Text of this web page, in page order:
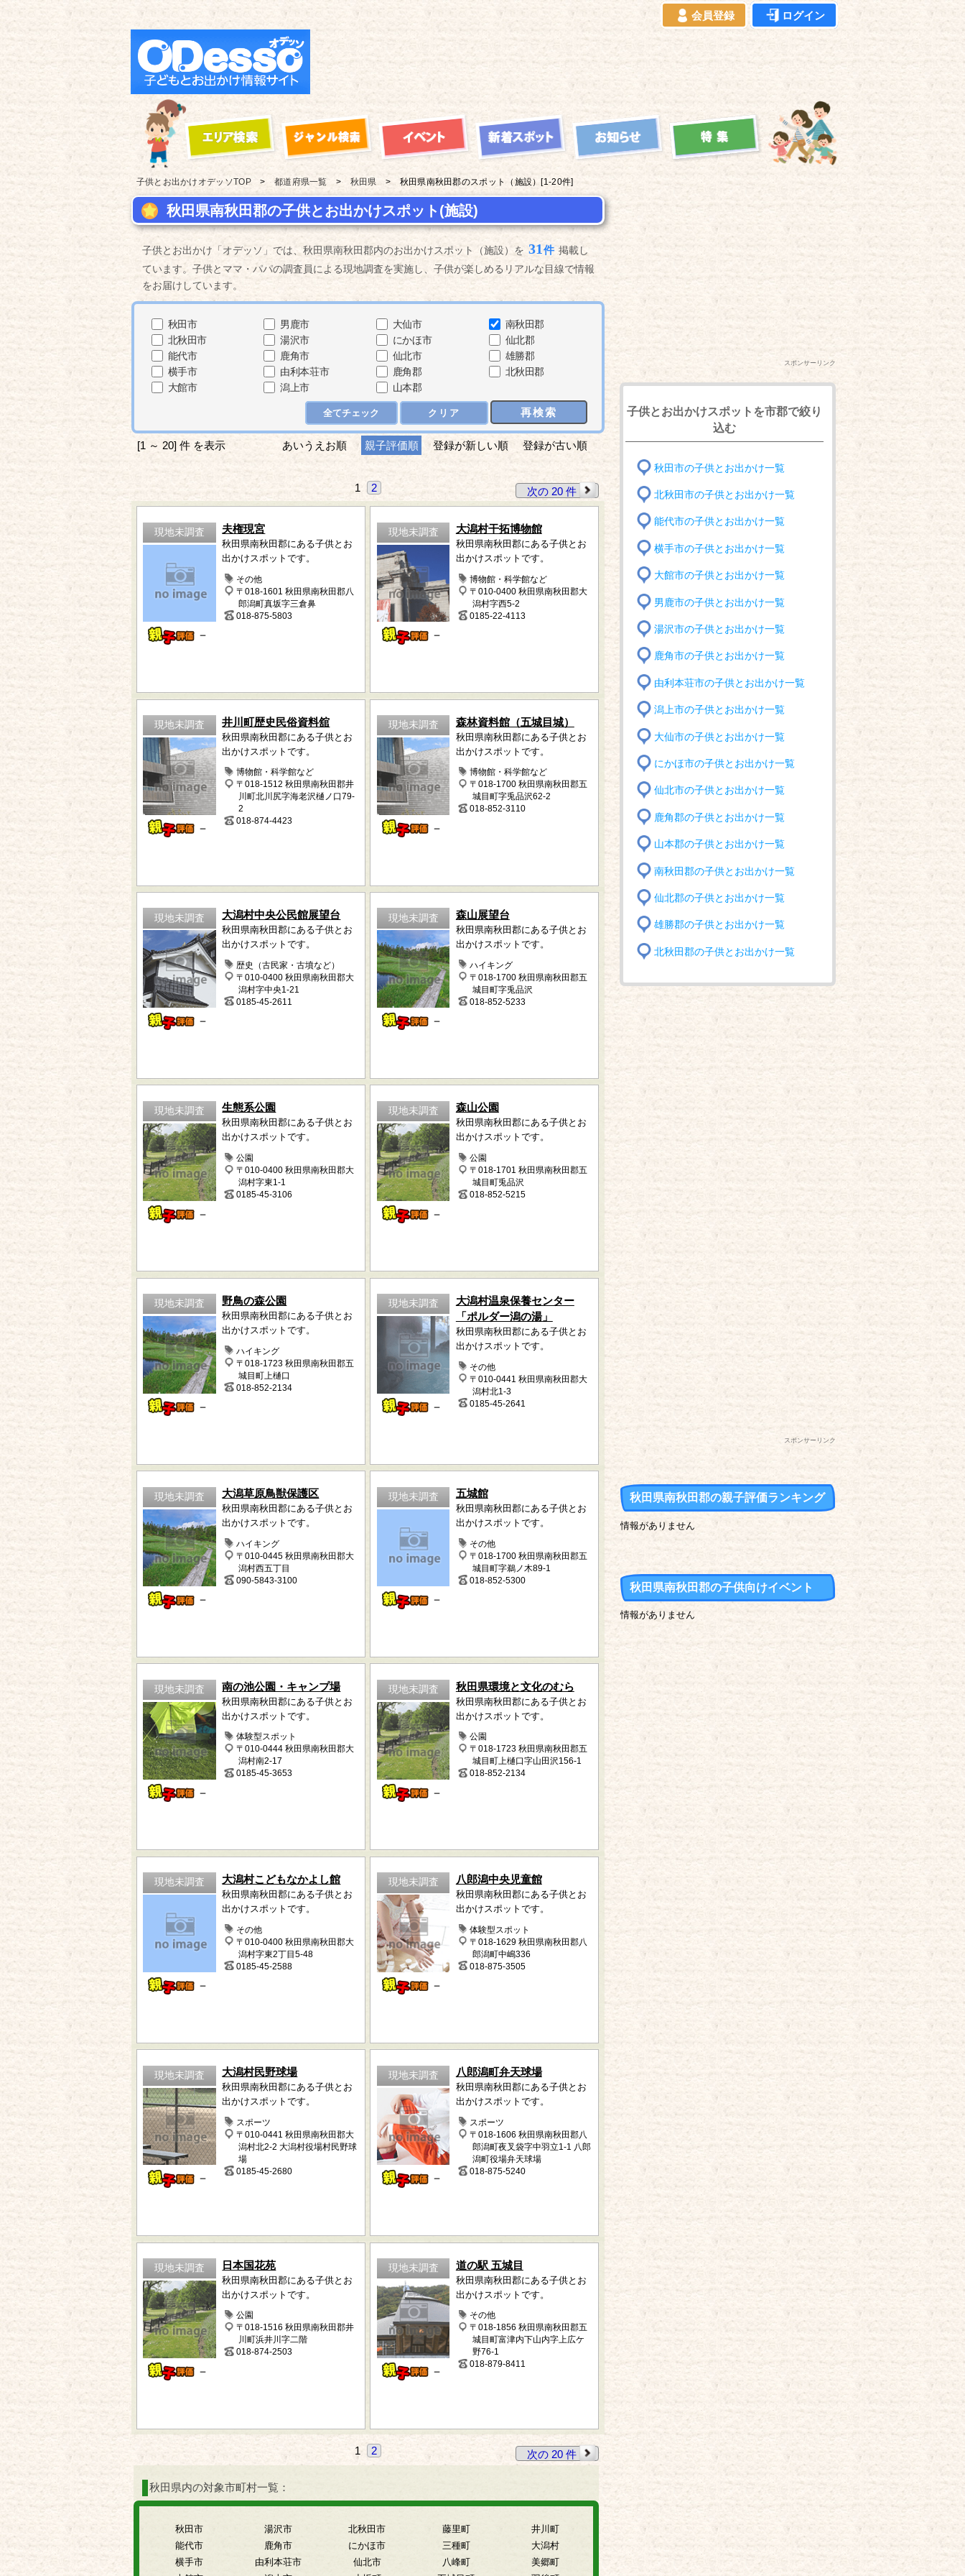
会員登録 ログイン
子供とお出かけ オデッソTOP 都道府県一覧 秋田県 秋田県南秋田郡のスポット（施設） [1-20件]
秋田県南秋田郡の子供とお出かけスポット(施設)
子供とお出かけ「オデッソ」では、秋田県南秋田郡内のお出かけスポット（施設）を 31 件 掲載し
ています。子供とママ・パパの調査員による現地調査を実施し、子供が楽しめるリアルな目線で情報
をお届けしています。
秋田市
北秋田市
能代市
横手市
大館市
男鹿市
湯沢市
鹿角市
由利本荘市
潟上市
大仙市
にかほ市
仙北市
鹿角郡
山本郡
南秋田郡
仙北郡
雄勝郡
北秋田郡
全てチェック クリア 再検索
[1 ～ 20] 件 を表示 あいうえお順 親子評価順 登録が新しい順 登録が古い順
1 2 次の 20 件
現地未調査
－
夫権現宮
秋田県南秋田郡にある子供とお
出かけスポットです。
その他
〒018-1601 秋田県南秋田郡八
郎潟町真坂字三倉鼻
018-875-5803
現地未調査
－
大潟村干拓博物館
秋田県南秋田郡にある子供とお
出かけスポットです。
博物館・科学館など
〒010-0400 秋田県南秋田郡大
潟村字西5-2
0185-22-4113
現地未調査
－
井川町歴史民俗資料舘
秋田県南秋田郡にある子供とお
出かけスポットです。
博物館・科学館など
〒018-1512 秋田県南秋田郡井
川町北川尻字海老沢樋ノ口79-
2
018-874-4423
現地未調査
－
森林資料館（五城目城）
秋田県南秋田郡にある子供とお
出かけスポットです。
博物館・科学館など
〒018-1700 秋田県南秋田郡五
城目町字兎品沢62-2
018-852-3110
現地未調査
－
大潟村中央公民館展望台
秋田県南秋田郡にある子供とお
出かけスポットです。
歴史（古民家・古墳など）
〒010-0400 秋田県南秋田郡大
潟村字中央1-21
0185-45-2611
現地未調査
－
森山展望台
秋田県南秋田郡にある子供とお
出かけスポットです。
ハイキング
〒018-1700 秋田県南秋田郡五
城目町字兎品沢
018-852-5233
現地未調査
－
生態系公園
秋田県南秋田郡にある子供とお
出かけスポットです。
公園
〒010-0400 秋田県南秋田郡大
潟村字東1-1
0185-45-3106
現地未調査
－
森山公園
秋田県南秋田郡にある子供とお
出かけスポットです。
公園
〒018-1701 秋田県南秋田郡五
城目町兎品沢
018-852-5215
現地未調査
－
野鳥の森公園
秋田県南秋田郡にある子供とお
出かけスポットです。
ハイキング
〒018-1723 秋田県南秋田郡五
城目町上樋口
018-852-2134
現地未調査
－
大潟村温泉保養センター
「ポルダー潟の湯」
秋田県南秋田郡にある子供とお
出かけスポットです。
その他
〒010-0441 秋田県南秋田郡大
潟村北1-3
0185-45-2641
現地未調査
－
大潟草原鳥獣保護区
秋田県南秋田郡にある子供とお
出かけスポットです。
ハイキング
〒010-0445 秋田県南秋田郡大
潟村西五丁目
090-5843-3100
現地未調査
－
五城館
秋田県南秋田郡にある子供とお
出かけスポットです。
その他
〒018-1700 秋田県南秋田郡五
城目町字鵜ノ木89-1
018-852-5300
現地未調査
－
南の池公園・キャンプ場
秋田県南秋田郡にある子供とお
出かけスポットです。
体験型スポット
〒010-0444 秋田県南秋田郡大
潟村南2-17
0185-45-3653
現地未調査
－
秋田県環境と文化のむら
秋田県南秋田郡にある子供とお
出かけスポットです。
公園
〒018-1723 秋田県南秋田郡五
城目町上樋口字山田沢156-1
018-852-2134
現地未調査
－
大潟村こどもなかよし館
秋田県南秋田郡にある子供とお
出かけスポットです。
その他
〒010-0400 秋田県南秋田郡大
潟村字東2丁目5-48
0185-45-2588
現地未調査
－
八郎潟中央児童館
秋田県南秋田郡にある子供とお
出かけスポットです。
体験型スポット
〒018-1629 秋田県南秋田郡八
郎潟町中嶋336
018-875-3505
現地未調査
－
大潟村民野球場
秋田県南秋田郡にある子供とお
出かけスポットです。
スポーツ
〒010-0441 秋田県南秋田郡大
潟村北2-2 大潟村役場村民野球
場
0185-45-2680
現地未調査
－
八郎潟町弁天球場
秋田県南秋田郡にある子供とお
出かけスポットです。
スポーツ
〒018-1606 秋田県南秋田郡八
郎潟町夜叉袋字中羽立1-1 八郎
潟町役場弁天球場
018-875-5240
現地未調査
－
日本国花苑
秋田県南秋田郡にある子供とお
出かけスポットです。
公園
〒018-1516 秋田県南秋田郡井
川町浜井川字二階
018-874-2503
現地未調査
－
道の駅 五城目
秋田県南秋田郡にある子供とお
出かけスポットです。
その他
〒018-1856 秋田県南秋田郡五
城目町富津内下山内字上広ケ
野76-1
018-879-8411
1 2 次の 20 件
秋田県内の対象市町村一覧：
秋田市
能代市
横手市
湯沢市
鹿角市
由利本荘市
北秋田市
にかほ市
仙北市
藤里町
三種町
八峰町
井川町
大潟村
美郷町
スポンサーリンク
子供とお出かけスポットを市郡で絞り
込む
秋田市の子供とお出かけ一覧
北秋田市の子供とお出かけ一覧
能代市の子供とお出かけ一覧
横手市の子供とお出かけ一覧
大館市の子供とお出かけ一覧
男鹿市の子供とお出かけ一覧
湯沢市の子供とお出かけ一覧
鹿角市の子供とお出かけ一覧
由利本荘市の子供とお出かけ一覧
潟上市の子供とお出かけ一覧
大仙市の子供とお出かけ一覧
にかほ市の子供とお出かけ一覧
仙北市の子供とお出かけ一覧
鹿角郡の子供とお出かけ一覧
山本郡の子供とお出かけ一覧
南秋田郡の子供とお出かけ一覧
仙北郡の子供とお出かけ一覧
雄勝郡の子供とお出かけ一覧
北秋田郡の子供とお出かけ一覧
スポンサーリンク
秋田県南秋田郡の親子評価ランキング
情報がありません
秋田県南秋田郡の子供向けイベント
情報がありません